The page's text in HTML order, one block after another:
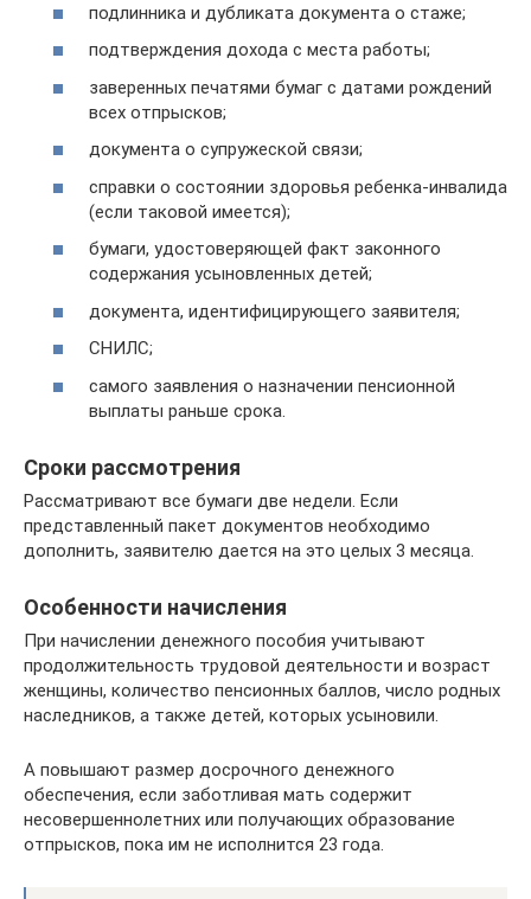
подлинника и дубликата документа о стаже;
подтверждения дохода с места работы;
заверенных печатями бумаг с датами рождений
всех отпрысков;
документа о супружеской связи;
справки о состоянии здоровья ребенка-инвалида
(если таковой имеется);
бумаги, удостоверяющей факт законного
содержания усыновленных детей;
документа, идентифицирующего заявителя;
СНИЛС;
самого заявления о назначении пенсионной
выплаты раньше срока.
Сроки рассмотрения
Рассматривают все бумаги две недели. Если
представленный пакет документов необходимо
дополнить, заявителю дается на это целых 3 месяца.
Особенности начисления
При начислении денежного пособия учитывают
продолжительность трудовой деятельности и возраст
женщины, количество пенсионных баллов, число родных
наследников, а также детей, которых усыновили.
А повышают размер досрочного денежного
обеспечения, если заботливая мать содержит
несовершеннолетних или получающих образование
отпрысков, пока им не исполнится 23 года.